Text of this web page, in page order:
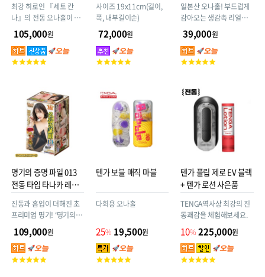
최강 히로인 『세토 칸
나』의 전동 오나홀이 등
장했습니다! 최첨단 기술
을 구사한 압력 센서 기능
탑재로, 당신의 플레이에
연동하여 전동 오나홀이
력 차이를 섬세하게 감지
합니다. 끝부분만 넣으면
귀엽게 떨리고, 깊숙이 삽
입하면 절정 진동으로 격
렬하게 반응합니다!
105,000원
고
사이즈 19x11cm(길이,
폭, 내부길이순)
72,000원
고
점
일본산 오나홀! 부드럽게
감아오는 생감촉 리얼홀
(구매시 카와키타 사이카
사진 증정) 재패니즈 리얼
홀
39,000원
고
점
명기의 증명 파일 013
전동 타입 타나카 레몬
진동과 흡입이 더해진 초
프리미엄 명기! ‘명기의 증
명 No.13’이 한층 더 강력
해졌다! 리얼 사이즈 명기
가 살아 움직이듯 떨리며
생 느낌을 뛰어넘는 폭발
109,000원
고
텐가 보블 매직 마블
다회용 오나홀
25% 19,500원
고
텐가 플립 제로 EV 블랙
+ 텐가 로션 사은품
TENGA역사상 최강의 진
동쾌감을 체험해보세요.
10% 225,000원
고